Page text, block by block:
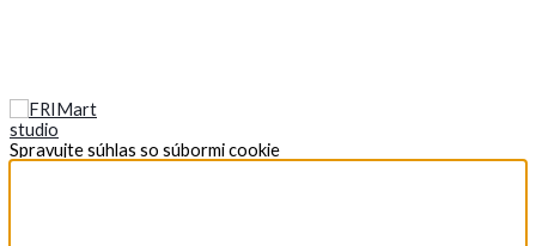
Spravujte súhlas so súbormi cookie